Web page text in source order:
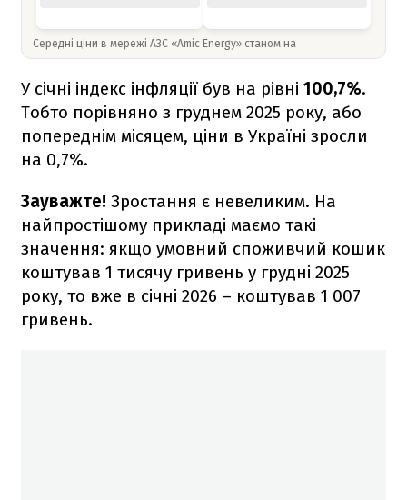
Середні ціни в мережі АЗС «Amic Energy» станом на
У січні індекс інфляції був на рівні 100,7%.
Тобто порівняно з груднем 2025 року, або
попереднім місяцем, ціни в Україні зросли
на 0,7%.
Зауважте! Зростання є невеликим. На
найпростішому прикладі маємо такі
значення: якщо умовний споживчий кошик
коштував 1 тисячу гривень у грудні 2025
року, то вже в січні 2026 – коштував 1 007
гривень.